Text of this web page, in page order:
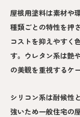
屋根用塗料は素材や
種類ごとの特性を押
コストを抑えやすく
す。ウレタン系は艶
の美観を重視するケ
シリコン系は耐候性
強いため一般住宅の